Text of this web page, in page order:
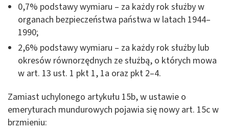
0,7% podstawy wymiaru – za każdy rok służby w
organach bezpieczeństwa państwa w latach 1944–
1990;
2,6% podstawy wymiaru – za każdy rok służby lub
okresów równorzędnych ze służbą, o których mowa
w art. 13 ust. 1 pkt 1, 1a oraz pkt 2–4.
Zamiast uchylonego artykułu 15b, w ustawie o
emeryturach mundurowych pojawia się nowy art. 15c w
brzmieniu: